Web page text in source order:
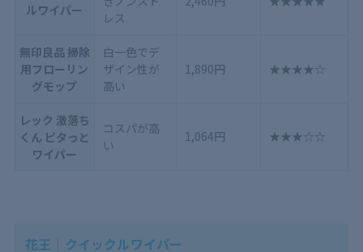
ルワイパー
レス
無印良品 掃除
用フローリン
グモップ
白一色でデ
ザイン性が
高い
1,890円 ★★★★☆
レック 激落ち
くん ピタっと
ワイパー
コスパが高
い
1,064円 ★★★☆☆
花王｜クイックルワイパー